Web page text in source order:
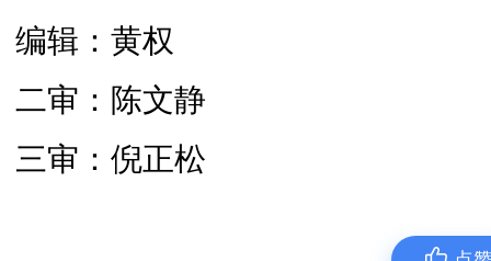
编辑：黄权
二审：陈文静
三审：倪正松